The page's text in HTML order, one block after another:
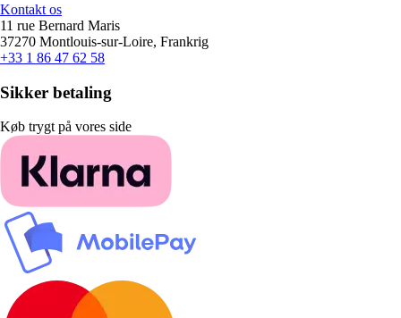
Kontakt os
11 rue Bernard Maris
37270 Montlouis-sur-Loire, Frankrig
+33 1 86 47 62 58
Sikker betaling
Køb trygt på vores side